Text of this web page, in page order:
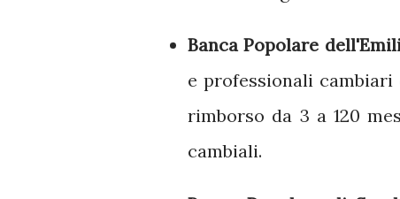
Banca Popolare
e professionali cambiari
rimborso da 3 a 120
cambiali.